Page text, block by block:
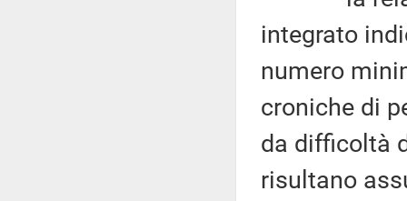
integrato
numero
croniche di
da difficoltà
risultano